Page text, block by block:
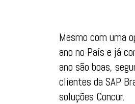
Mesmo com uma
ano no País e já
ano são boas,
clientes da SAP
soluções Concur.